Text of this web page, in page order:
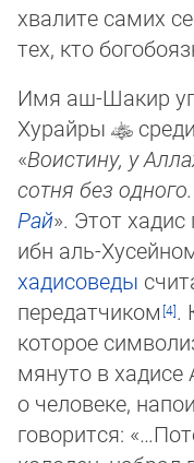
хвалите самих
тех, кто
Имя аш-Шакир
Хурайры
«Воистину, у
сотня без
Рай». Этот хадис
ибн аль-
хадисоведы
передатчиком
.
которое
мя­ну­то в хадисе
о человеке,
говорится: